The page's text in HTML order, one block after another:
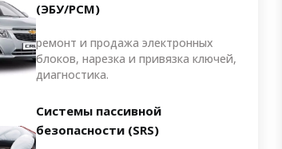
(ЭБУ/PCM)
ремонт и продажа электронных
блоков, нарезка и привязка ключей,
диагностика.
Системы пассивной
безопасности (SRS)